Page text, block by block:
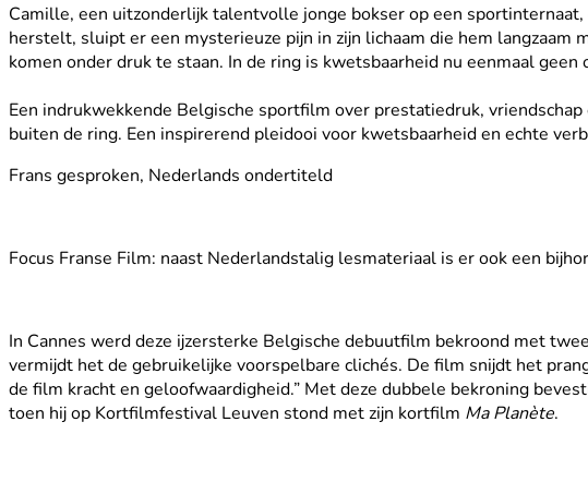
Camille, een uitzonderlijk talentvolle jonge bokser op een
herstelt, sluipt er een mysterieuze pijn in zijn lichaam die hem
komen onder druk te staan. In de ring is kwetsbaarheid nu eenmaal geen
Een indrukwekkende Belgische sportfilm over prestatiedruk,
buiten de ring. Een inspirerend pleidooi voor kwetsbaarheid en echte
Frans gesproken, Nederlands ondertiteld
Focus Franse Film: naast Nederlandstalig lesmateriaal is er ook een
In Cannes werd deze ijzersterke Belgische debuutfilm bekroond met
vermijdt het de gebruikelijke voorspelbare clichés. De film snijdt het
de film kracht en geloofwaardigheid.” Met deze dubbele bekroning
toen hij op Kortfilmfestival Leuven stond met zijn kortfilm Ma Planète.